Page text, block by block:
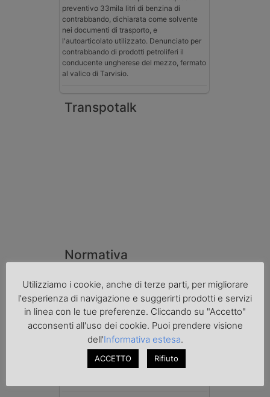
preventivo 33mila litri di benzina di
contrabbando, dichiarata come solvente
nei documenti di trasporto, e
l'autoarticolato utilizzato. Denunciato per
contrabbando di prodotti petroliferi il
conducente ungherese del mezzo, fermato
al valico di Tarvisio.
Transpotalk
Normativa
sull’autotrasporto
Imprenditore di Prato assolto per infortunio
col muletto
Cassazione conferma validità multe per
velocità col cronotachigrafo
Utilizziamo i cookie, anche di terze parti, per migliorare
l'esperienza di navigazione e suggerirti prodotti e servizi
in linea con le tue preferenze. Cliccando su "Accetto"
acconsenti all'uso dei cookie. Puoi prendere visione
dell'Informativa estesa.
ACCETTO Rifiuto